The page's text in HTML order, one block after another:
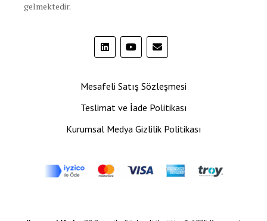
gelmektedir.
Mesafeli Satış Sözleşmesi
Teslimat ve İade Politikası
Kurumsal Medya Gizlilik Politikası